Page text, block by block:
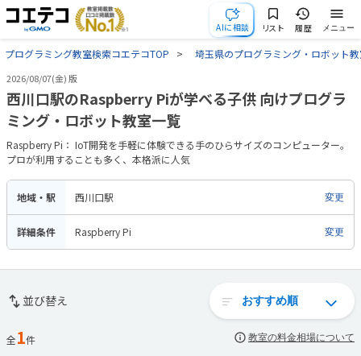
AIに相談 リスト 履歴 メニュー
プログラミング教室検索コエテコTOP 埼玉県のプログラミング・ロボット
2026/08/07(金) 版
西川口駅のRaspberry Piが学べる子供 向けプログラ
ミング・ロボット教室一覧
Raspberry Pi： IoT開発を手軽に体験できる手のひらサイズのコンピューター。
プロが利用することも多く、本格派に人気
地域・駅 西川口駅 変更
詳細条件 Raspberry Pi 変更
並び替え
全1件 教室の料金相場について